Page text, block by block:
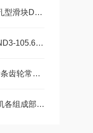
汉江直线导轨螺纹孔型滑块DA15AADA20AADA20AAL
施耐博格微型滑台ND3-105.60，ND3-130.75机械装配轴承
快收藏！GUDEL齿条齿轮常见故障的对应解决妙招
了解了阿尔法减速机各组成部件功能特点才能更好的使用它